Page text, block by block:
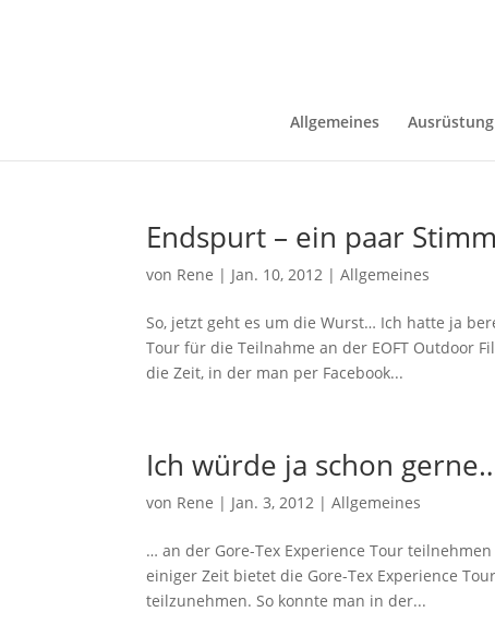
Allgemeines Ausrüstung
Endspurt – ein paar
von Rene | Jan. 10, 2012 |Allgemeines
So, jetzt geht es um die Wurst… Ich hatte ja
Tour für die Teilnahme an der EOFT Outdoor
die Zeit, in der man per Facebook...
Ich würde ja schon
von Rene | Jan. 3, 2012 |Allgemeines
… an der Gore-Tex Experience Tour
einiger Zeit bietet die Gore-Tex Experience
teilzunehmen. So konnte man in der...